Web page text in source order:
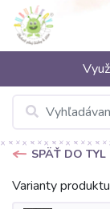
SPÄŤ DO TYL
Varianty produktu